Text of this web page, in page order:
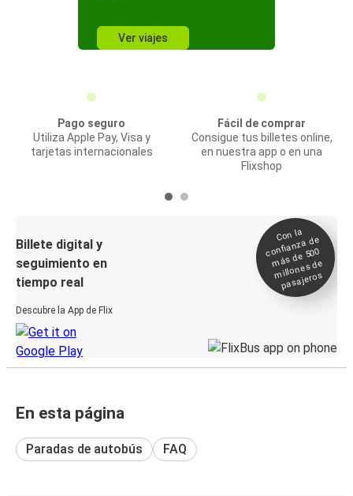
Ver viajes
Pago seguro
Utiliza Apple Pay, Visa y
tarjetas internacionales
Fácil de comprar
Consigue tus billetes online,
en nuestra app o en una
Flixshop
Billete digital y
seguimiento en
tiempo real
Descubre la App de Flix
Con la
confianza de
más de 500
millones de
pasajeros
En esta página
Paradas de autobús FAQ